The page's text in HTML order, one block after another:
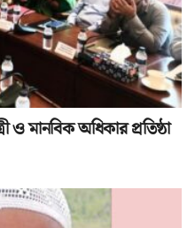
ও মানবিক অধিকার প্রতিষ্ঠা